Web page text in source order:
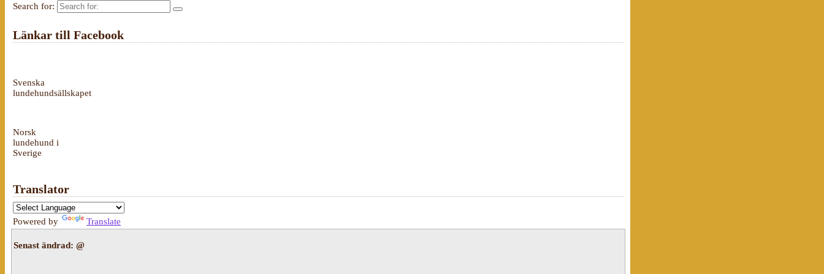
Search for:
Länkar till Facebook
Svenska
lundehundsällskapet
Norsk
lundehund i
Sverige
Translator
Powered by Translate
Senast ändrad: @